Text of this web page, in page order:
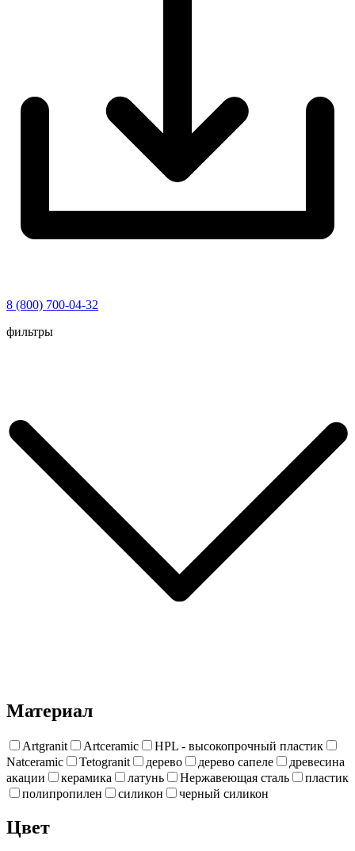
8 (800) 700-04-32
Перейти
фильтры
Материал
Artgranit Artceramic
HPL - высокопрочный пластик
Natceramic
Tetogranit дерево дерево сапеле
древесина
акации
керамика латунь Нержавеющая сталь
пластик
полипропилен
силикон черный силикон
Цвет